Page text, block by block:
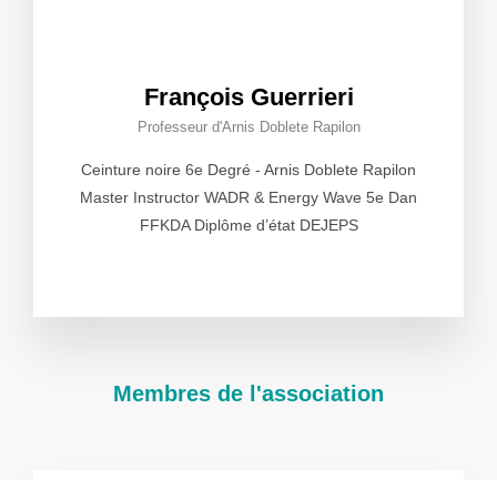
François Guerrieri
Professeur d'Arnis Doblete Rapilon
Ceinture noire 6e Degré - Arnis Doblete Rapilon
Master Instructor WADR & Energy Wave 5e Dan
FFKDA Diplôme d’état DEJEPS
Membres de l'association